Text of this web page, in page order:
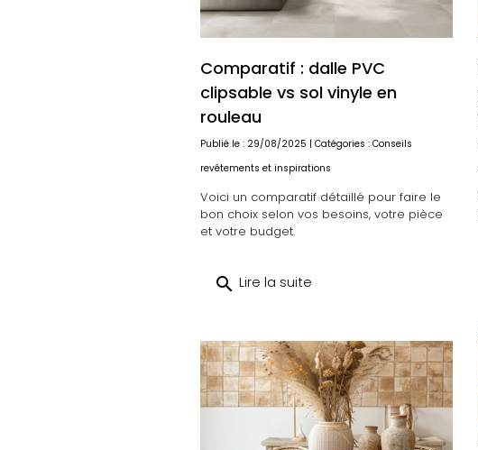
Comparatif : dalle PVC
clipsable vs sol vinyle en
rouleau
Publié le : 29/08/2025 | Catégories : Conseils
revêtements et inspirations
Voici un comparatif détaillé pour faire le
bon choix selon vos besoins, votre pièce
et votre budget.
search Lire la suite